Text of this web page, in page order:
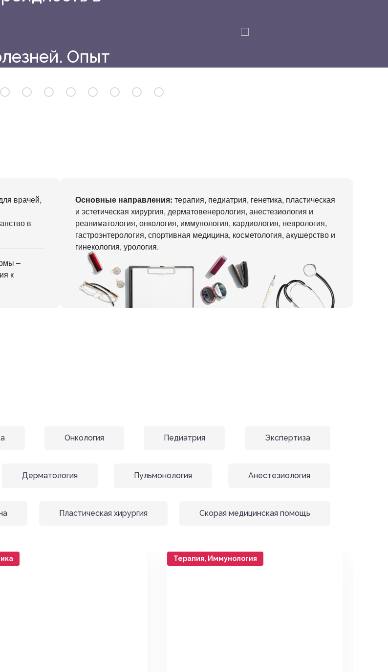
Опыт
врачей,
в
–
к
Основные направления: терапия, педиатрия, генетика, пластическая
и эстетическая хирургия, дерматовенерология, анестезиология и
реаниматология, онкология, иммунология, кардиология, неврология,
гастроэнтерология, спортивная медицина, косметология, акушерство и
гинекология, урология.
Онкология Педиатрия Экспертиза
Дерматология Пульмонология Анестезиология
Пластическая хирургия Скорая медицинская помощь
Терапия, Иммунология